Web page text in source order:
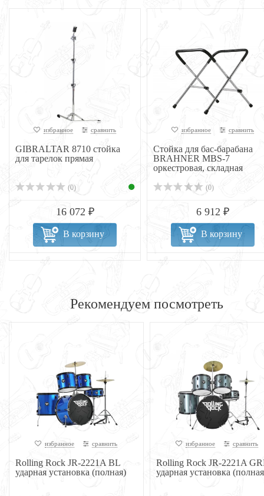
избранное сравнить
GIBRALTAR 8710 стойка
для тарелок прямая
(0)
16 072 ₽
В корзину
избранное сравнить
Стойка для бас-барабана
BRAHNER MBS-7
оркестровая, складная
(0)
6 912 ₽
В корзину
Рекомендуем посмотреть
избранное сравнить
Rolling Rock JR-2221A BL
ударная установка (полная)
избранное сравнить
Rolling Rock JR-2221A
ударная установка